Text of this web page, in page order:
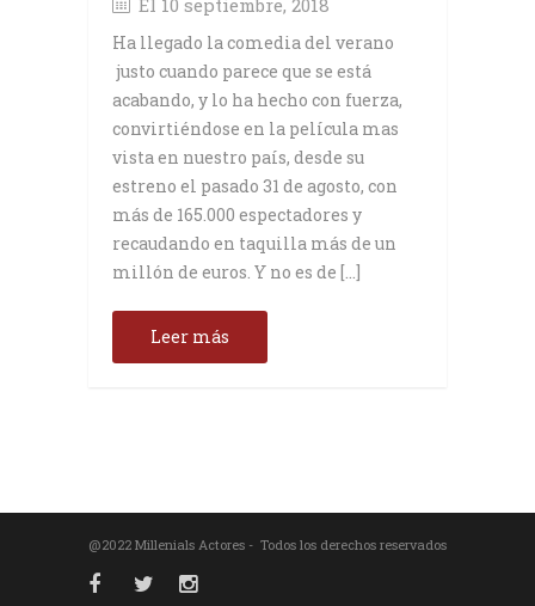
El 10 septiembre, 2018
Ha llegado la comedia del verano
justo cuando parece que se está
acabando, y lo ha hecho con fuerza,
convirtiéndose en la película mas
vista en nuestro país, desde su
estreno el pasado 31 de agosto, con
más de 165.000 espectadores y
recaudando en taquilla más de un
millón de euros. Y no es de […]
Leer más
@2022 Millenials Actores - Todos los derechos reservados